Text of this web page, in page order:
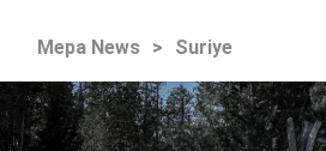
Mepa News > Suriye